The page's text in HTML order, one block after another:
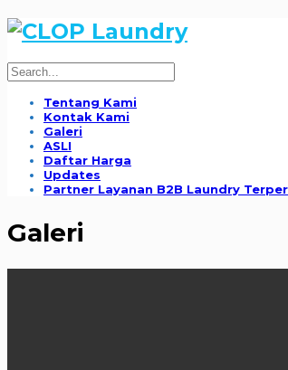
Tentang Kami
Kontak Kami
Galeri
ASLI
Daftar Harga
Updates
Partner Layanan B2B Laundry
Galeri